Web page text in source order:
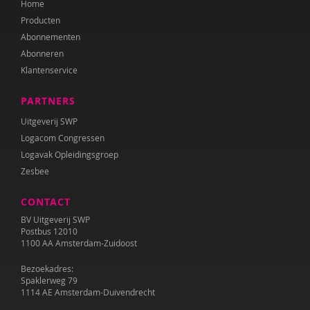
Diana Turkenburg-de Haan
Wesley Verboom
Wouter Verhage
Tamara Wally
Hermien Wiechers
Home
Producten
Abonnementen
Abonneren
Klantenservice
PARTNERS
Uitgeverij SWP
Logacom Congressen
Logavak Opleidingsgroep
Zesbee
CONTACT
BV Uitgeverij SWP
Postbus 12010
1100 AA Amsterdam-Zuidoost
Bezoekadres:
Spaklerweg 79
1114 AE Amsterdam-Duivendrecht